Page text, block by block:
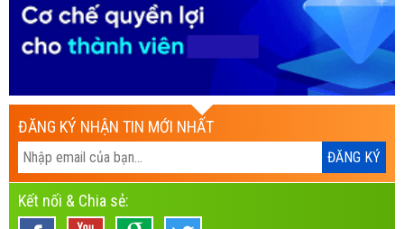
ĐĂNG KÝ NHẬN TIN MỚI NHẤT
Kết nối & Chia sẻ: